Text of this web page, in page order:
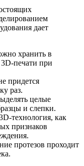
дает
хранить в
печати при
придется
раз.
целые
и слепки.
технология, как
признаков
протезов проходит